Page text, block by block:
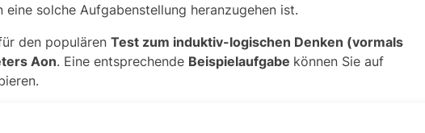
solche Aufgabenstellung heranzugehen ist.
den populären Test zum induktiv-logischen Denken (vormals
Aon. Eine entsprechende Beispielaufgabe können Sie auf